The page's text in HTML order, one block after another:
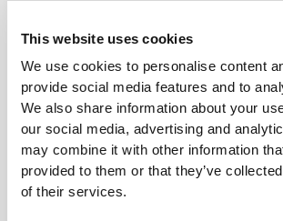
This website uses cookies
We use cookies to personalise content
provide social media features and to
We also share information about your
our social media, advertising and
may combine it with other information
provided to them or that they’ve
of their services.
51,19 zł
Chlorella+Spirulina 90 veg
caps
38,38 zł
Spirulina